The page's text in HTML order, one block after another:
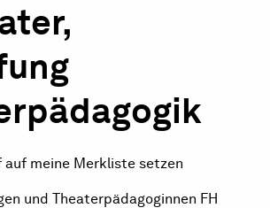
auf meine Merkliste setzen
und Theaterpädagoginnen FH